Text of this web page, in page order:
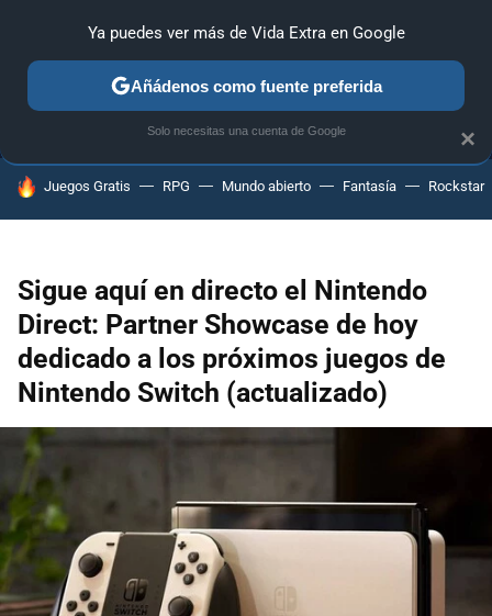
MENÚ NUEVO
GUÍAS Y TRUCOS PC SONY
HOY SE HABLA DE
Juegos Gratis RPG Mundo abierto Fantasía Rockstar
Sigue aquí en directo el Nintendo
Direct: Partner Showcase de hoy
dedicado a los próximos juegos de
Nintendo Switch (actualizado)
×
Ya puedes ver más de Vida Extra en Google
Añádenos como fuente preferida
Solo necesitas una cuenta de Google